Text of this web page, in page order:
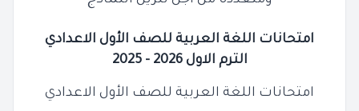
امتحانات اللغة العربية للصف الأول الاعدادي
الترم الاول 2026 - 2025
امتحانات اللغة العربية للصف الأول الاعدادي